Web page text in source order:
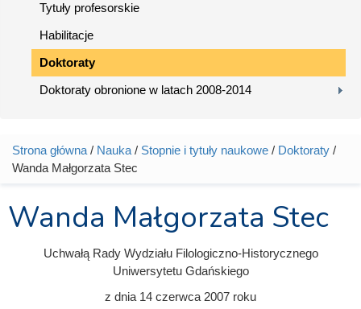
Tytuły profesorskie
Habilitacje
Doktoraty
Doktoraty obronione w latach 2008-2014
Jesteś tutaj
Strona główna / Nauka / Stopnie i tytuły naukowe / Doktoraty /
Wanda Małgorzata Stec
Wanda Małgorzata Stec
Uchwałą Rady Wydziału Filologiczno-Historycznego
Uniwersytetu Gdańskiego
z dnia 14 czerwca 2007 roku